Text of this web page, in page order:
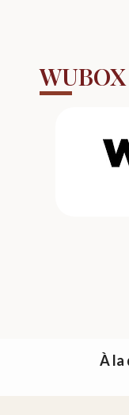
WUBOX
À la